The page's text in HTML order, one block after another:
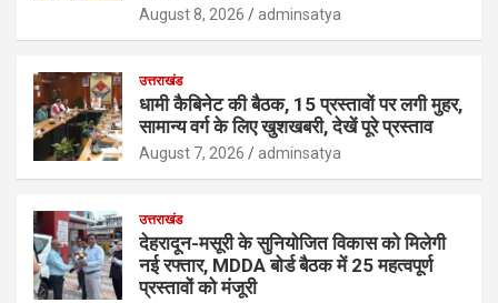
August 8, 2026 adminsatya
उत्तराखंड
धामी कैबिनेट की बैठक, 15 प्रस्तावों पर लगी मुहर,
सामान्य वर्ग के लिए खुशखबरी, देखें पूरे प्रस्ताव
August 7, 2026 adminsatya
उत्तराखंड
देहरादून-मसूरी के सुनियोजित विकास को मिलेगी
नई रफ्तार, MDDA बोर्ड बैठक में 25 महत्वपूर्ण
प्रस्तावों को मंजूरी